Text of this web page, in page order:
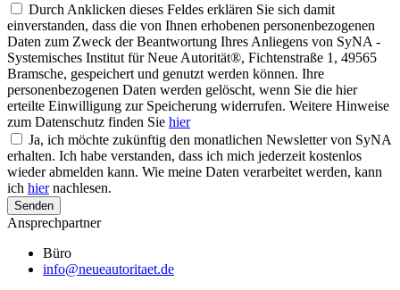
Durch Anklicken dieses Feldes erklären Sie sich damit
einverstanden, dass die von Ihnen erhobenen personenbezogenen
Daten zum Zweck der Beantwortung Ihres Anliegens von SyNA -
Systemisches Institut für Neue Autorität®, Fichtenstraße 1, 49565
Bramsche, gespeichert und genutzt werden können. Ihre
personenbezogenen Daten werden gelöscht, wenn Sie die hier
erteilte Einwilligung zur Speicherung widerrufen. Weitere Hinweise
zum Datenschutz finden Sie hier
Ja, ich möchte zukünftig den monatlichen Newsletter von SyNA
erhalten. Ich habe verstanden, dass ich mich jederzeit kostenlos
wieder abmelden kann. Wie meine Daten verarbeitet werden, kann
ich hiernachlesen.
Senden
Ansprechpartner
Büro
info@neueautoritaet.de